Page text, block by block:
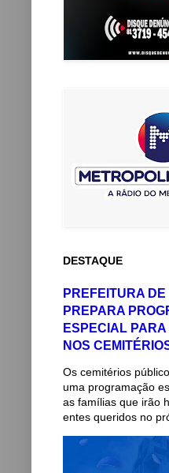
DESTAQUE
PREFEITURA
PREPARA
ESPECIAL PARA
NOS
Os cemitérios
uma programação
as famílias que irão
entes queridos no